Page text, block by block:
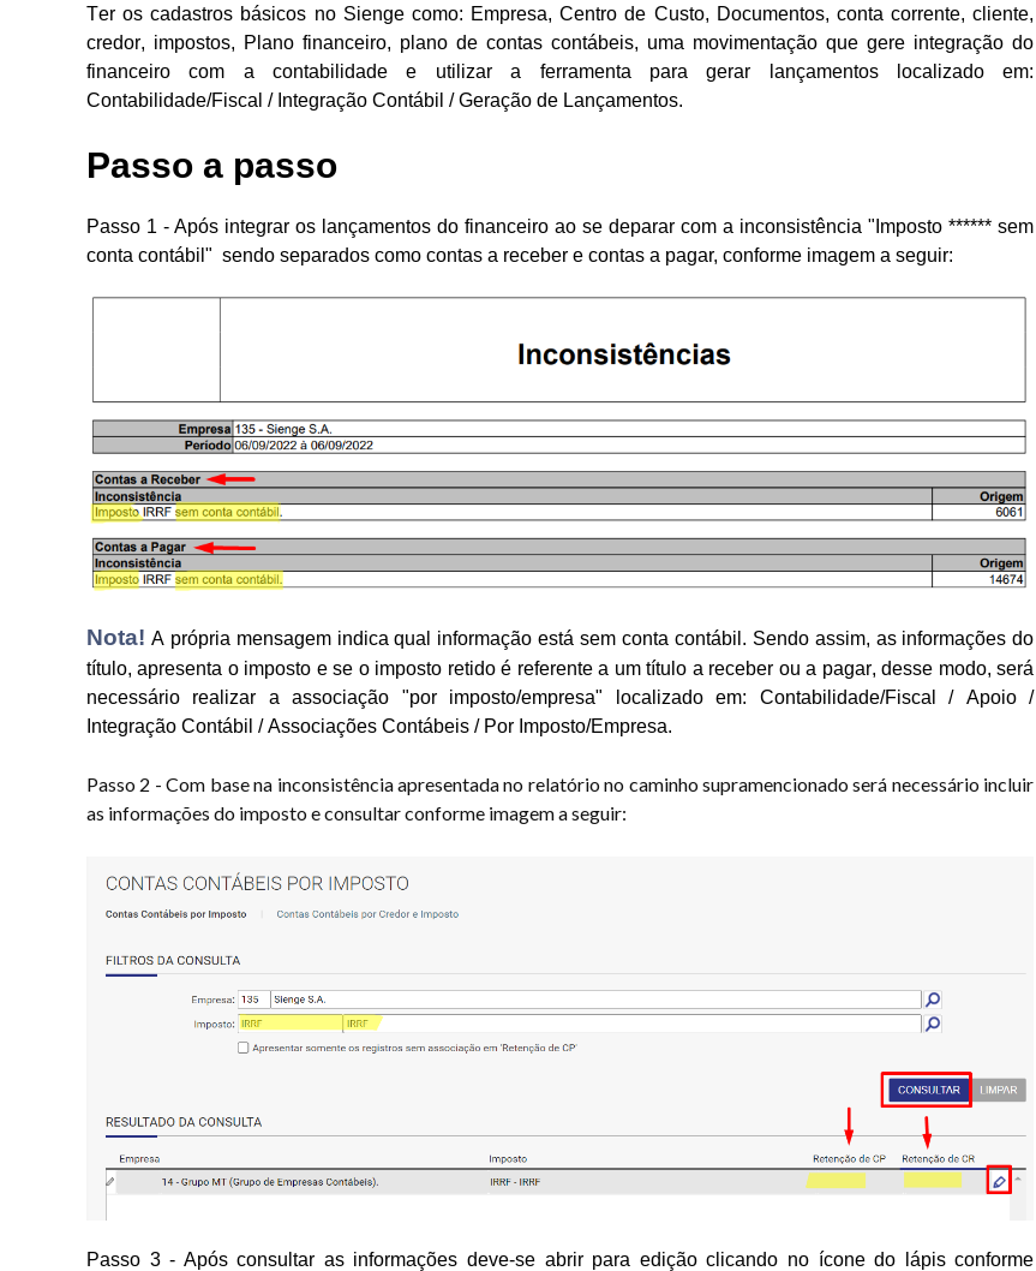
Ter os cadastros básicos no Sienge como: Empresa, Centro de Custo, Documentos, conta corrente, cliente,
credor, impostos, Plano financeiro, plano de contas contábeis, uma movimentação que gere integração do
financeiro com a contabilidade e utilizar a ferramenta para gerar lançamentos localizado em:
Contabilidade/Fiscal / Integração Contábil / Geração de Lançamentos.
Passo a passo
Passo 1 - Após integrar os lançamentos do financeiro ao se deparar com a inconsistência"Imposto ****** sem
conta contábil" sendo separados como contas a receber e contas a pagar, conforme imagem a seguir:
Nota! A própria mensagem indica qual informação está sem conta contábil. Sendo assim, as informações do
título, apresenta o imposto e se o imposto retido é referente a um título a receber ou a pagar, desse modo, será
necessário realizar a associação "por imposto/empresa" localizado em: Contabilidade/Fiscal / Apoio /
Integração Contábil / Associações Contábeis / Por Imposto/Empresa.
Passo 2 - Com base na inconsistência apresentada no relatório no caminho supramencionado será necessário incluir
as informações do imposto e consultar conforme imagem a seguir:
Passo 3 - Após consultar as informações deve-se abrir para edição clicando no ícone do lápis conforme